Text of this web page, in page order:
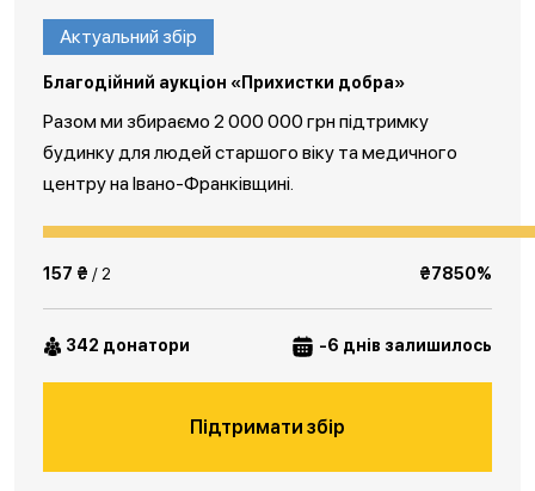
Актуальний збір
Благодійний аукціон «Прихистки добра»
Разом ми збираємо 2 000 000 грн підтримку
будинку для людей старшого віку та медичного
центру на Івано-Франківщині.
157 ₴ / 2 ₴7850%
342 донатори -6 днів залишилось
Підтримати збір